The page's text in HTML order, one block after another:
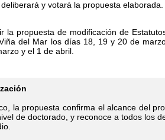
y votará la propuesta elaborada.
la propuesta de modificación de
del Mar los días 18, 19 y 20 de
y el 1 de abril.
la propuesta confirma el alcance del
de doctorado, y reconoce a todos los